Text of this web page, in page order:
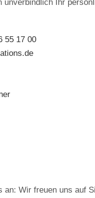
unverbindlich Ihr
55 17 00
an: Wir freuen uns auf